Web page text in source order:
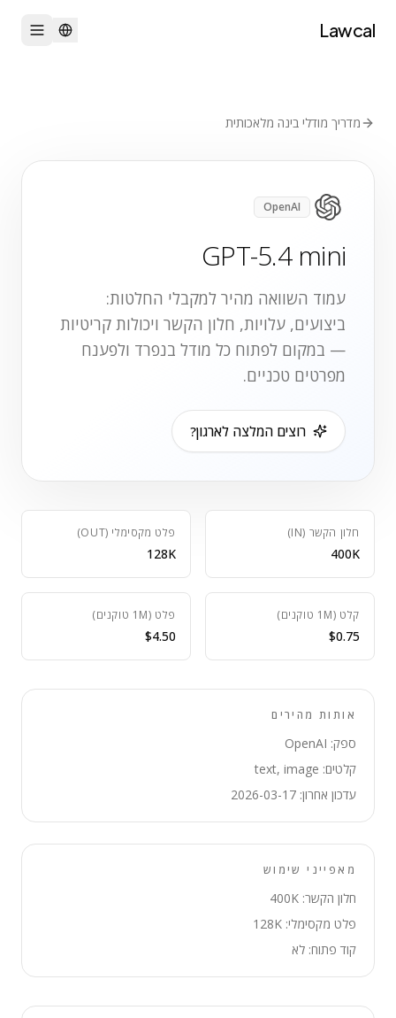
Lawcal
מדריך מודלי בינה מלאכותית
OpenAI
GPT-5.4 mini
עמוד השוואה מהיר למקבלי החלטות:
ביצועים, עלויות, חלון הקשר ויכולות קריטיות
— במקום לפתוח כל מודל בנפרד ולפענח
מפרטים טכניים.
רוצים המלצה לארגון?
חלון הקשר (IN)
400K
פלט מקסימלי (OUT)
128K
קלט (1M טוקנים)
$0.75
פלט (1M טוקנים)
$4.50
אותות מהירים
ספק: OpenAI
קלטים: text, image
עדכון אחרון: 2026-03-17
מאפייני שימוש
חלון הקשר: 400K
פלט מקסימלי: 128K
קוד פתוח: לא